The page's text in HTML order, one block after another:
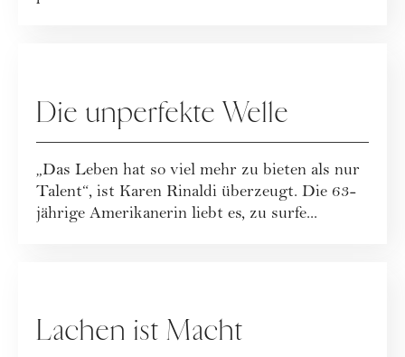
Die unperfekte Welle
„Das Leben hat so viel mehr zu bieten als nur
Talent“, ist Karen Rinaldi überzeugt. Die 63-
jährige Amerikanerin liebt es, zu surfe...
Lachen ist Macht